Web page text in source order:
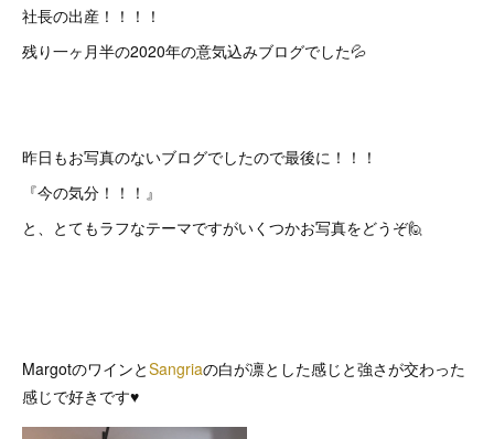
社長の出産！！！！
残り一ヶ月半の2020年の意気込みブログでした💦
昨日もお写真のないブログでしたので最後に！！！
『今の気分！！！』
と、とてもラフなテーマですがいくつかお写真をどうぞ🙋
MargotのワインとSangriaの白が凛とした感じと強さが交わった
感じで好きです♥